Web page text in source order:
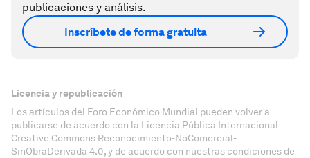
publicaciones y análisis.
Inscríbete de forma gratuita
Licencia y republicación
Los artículos del Foro Económico Mundial pueden volver a
publicarse de acuerdo con la Licencia Pública Internacional
Creative Commons Reconocimiento-NoComercial-
SinObraDerivada 4.0, y de acuerdo con nuestras condiciones de